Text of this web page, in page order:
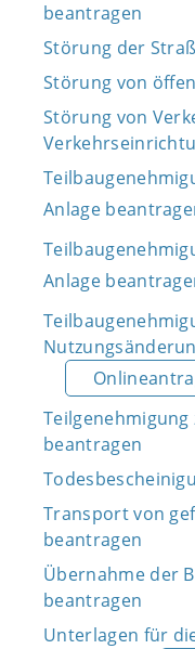
beantragen
Störung der
Störung von
Störung von
Anlage
Anlage
beantragen
Transport von
beantragen
Übernahme der
beantragen
Unterlagen für